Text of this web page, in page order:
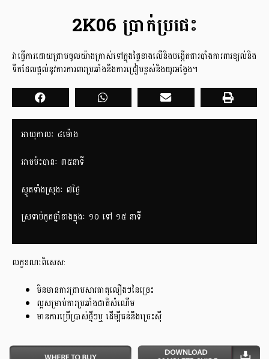
2K06 ប្រាក់ប្រផេះ
វាធ្វើការដោយជា្របចូលយ៉ាងក្រាស់ទៅក្នុងផ្ទៃខាងលើនិងបង្កើតជារបាំងការពារខ្យល់និង
ទឹកដែលផ្តល់នូវការការពារប្រឆាំងនឹងការជ្រៀបខ្ពស់និងយូរអង្វែង។
អាយុកាលៈ​ ៤ម៉ោង
អាចប៉ះបានៈ ៣៥នាទី
ស្ងួតទាំងស្រុងៈ ៧ថ្ងៃ
ស្រទាប់កូតថ្នាំខាងក្នុងៈ ១០ ទៅ ១៥ នាទី
លក្ខខណៈពិសេស:
មិនមានការជ្រាបសារធាតុលឿងៗនៃច្រេះ
ល្អសម្រាប់ការប្រឆាំងជាតិសំណើម
មានការប្រើប្រាស់ថ្មីៗឬ ដើម្បីធន់នឹងច្រេះស៊ី